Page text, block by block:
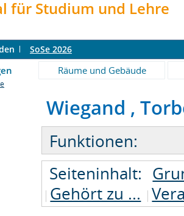
für Studium und Lehre
SoSe 2026
Räume und Gebäude
Wiegand ,
Funktionen:
Seiteninhalt:
Gehört zu ...